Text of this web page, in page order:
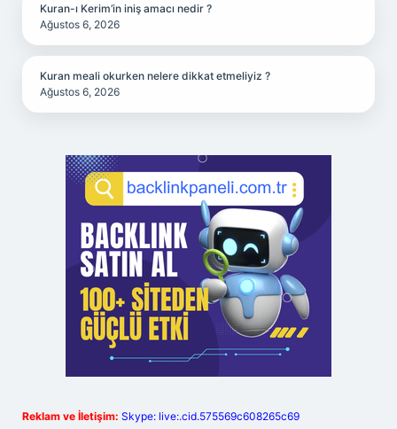
Kuran-ı Kerim’in iniş amacı nedir ?
Ağustos 6, 2026
Kuran meali okurken nelere dikkat etmeliyiz ?
Ağustos 6, 2026
Reklam ve İletişim: Skype: live:.cid.575569c608265c69